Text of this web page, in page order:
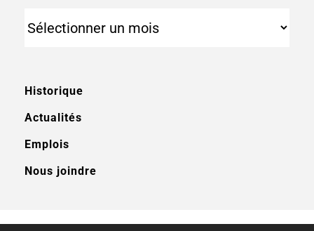
Historique
Actualités
Emplois
Nous joindre